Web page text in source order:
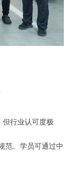
但行业认可度极
范。学员可通过中